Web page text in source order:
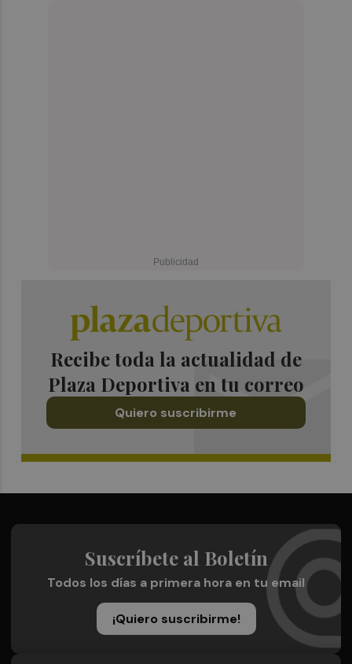
Recibe toda la actualidad de
Plaza Deportiva en tu correo
Quiero suscribirme
Suscríbete al Boletín
Todos los días a primera hora en tu email
¡Quiero suscribirme!